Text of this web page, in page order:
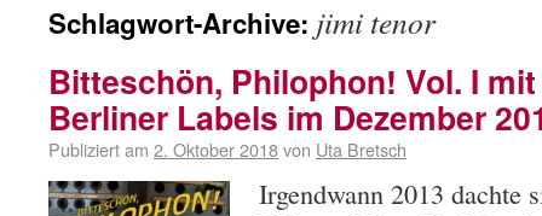
Schlagwort-Archive: jimi tenor
Bitteschön, Philophon! Vol. I
Berliner Labels im Dezember
Publiziert am 2. Oktober 2018von Uta Bretsch
Irgendwann 2013 dachte